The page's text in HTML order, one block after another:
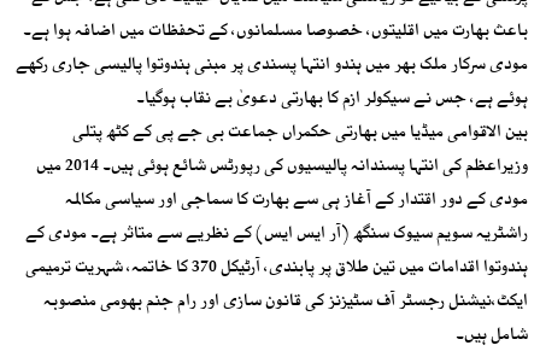
باعث بھارت میں اقلیتوں، خصوصا مسلمانوں، کے تحفظات میں اضافہ ہوا ہے۔
مودی سرکار ملک بھر میں ہندو انتہا پسندی پر مبنی ہندوتوا پالیسی جاری رکھے
ہوئے ہے، جس نے سیکولر ازم کا بھارتی دعویٰ بے نقاب ہوگیا۔
بین الاقوامی میڈیا میں بھارتی حکمراں جماعت بی جے پی کے کٹھ پتلی
وزیراعظم کی انتہا پسندانہ پالیسیوں کی رپورٹس شائع ہوئی ہیں۔ 2014 میں
مودی کے دور اقتدار کے آغاز ہی سے بھارت کا سماجی اور سیاسی مکالمہ
راشٹریہ سویم سیوک سنگھ (آر ایس ایس) کے نظریے سے متاثر ہے۔ مودی کے
ہندوتوا اقدامات میں تین طلاق پر پابندی، آرٹیکل 370 کا خاتمہ، شہریت ترمیمی
ایکٹ،نیشنل رجسٹر آف سٹیزنز کی قانون سازی اور رام جنم بھومی منصوبہ
شامل ہیں۔